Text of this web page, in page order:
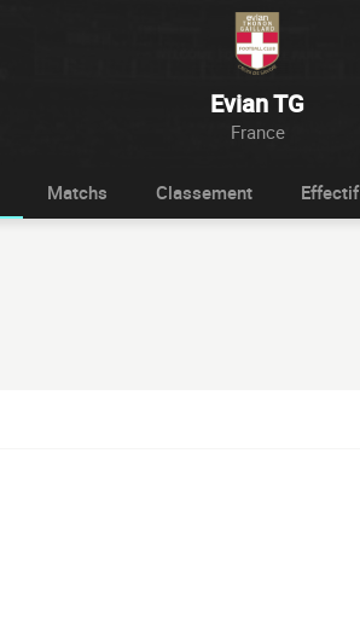
Evian TG
France
Matchs Classement Effectif